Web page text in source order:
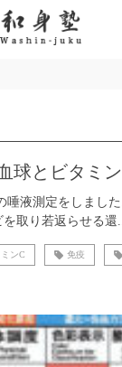
球とビタミ
唾液測定をしまし
取り若返らせる還
ンC 免疫